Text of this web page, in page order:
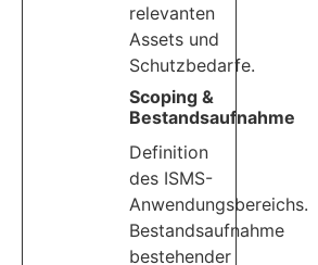
relevanten
Assets und
Schutzbedarfe.
Scoping &
Bestandsaufnahme
Definition
des ISMS-
Anwendungsbereichs.
Bestandsaufnahme
bestehender